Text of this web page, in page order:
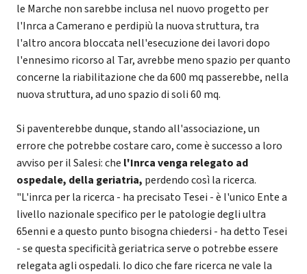
le Marche non sarebbe inclusa nel nuovo progetto per
l'Inrca a Camerano e perdipiù la nuova struttura, tra
l'altro ancora bloccata nell'esecuzione dei lavori dopo
l'ennesimo ricorso al Tar, avrebbe meno spazio per quanto
concerne la riabilitazione che da 600 mq passerebbe, nella
nuova struttura, ad uno spazio di soli 60 mq.
Si paventerebbe dunque, stando all'associazione, un
errore che potrebbe costare caro, come è successo a loro
avviso per il Salesi: che l'Inrca venga relegato ad
ospedale, della geriatria, perdendo così la ricerca.
"L'inrca per la ricerca - ha precisato Tesei - è l'unico Ente a
livello nazionale specifico per le patologie degli ultra
65enni e a questo punto bisogna chiedersi - ha detto Tesei
- se questa specificità geriatrica serve o potrebbe essere
relegata agli ospedali. Io dico che fare ricerca ne vale la